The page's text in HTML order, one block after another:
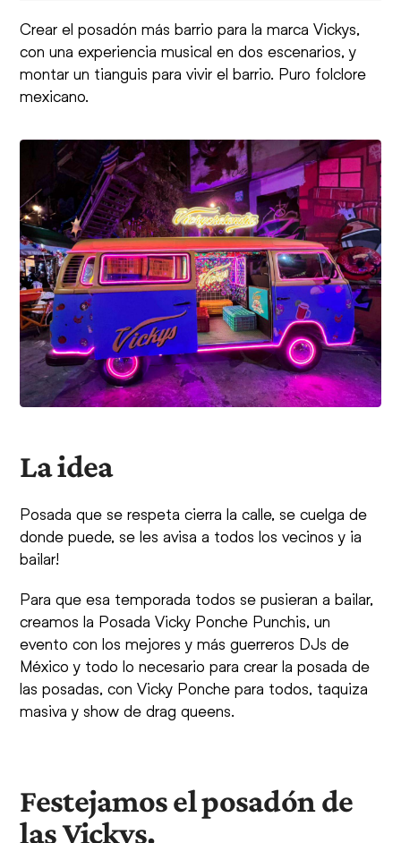
Crear el posadón más barrio para la marca Vickys,
con una experiencia musical en dos escenarios, y
montar un tianguis para vivir el barrio. Puro folclore
mexicano.
La idea
Posada que se respeta cierra la calle, se cuelga de
donde puede, se les avisa a todos los vecinos y ¡a
bailar!
Para que esa temporada todos se pusieran a bailar,
creamos la Posada Vicky Ponche Punchis, un
evento con los mejores y más guerreros DJs de
México y todo lo necesario para crear la posada de
las posadas, con Vicky Ponche para todos, taquiza
masiva y show de drag queens.
Festejamos el posadón de
las Vickys.